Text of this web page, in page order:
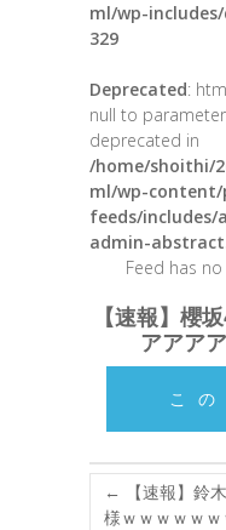
ml/wp-
329
Deprecated:
null to
deprecated in
/home/shoithi/
ml/wp-content/
feeds/
admin-
Feed has
【速報】櫻
アアア
こ
←
【速報】鈴
様ｗｗｗｗｗｗ